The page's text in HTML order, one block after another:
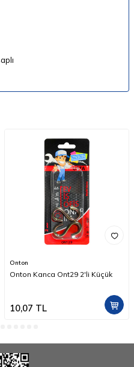
Onton
Onton Kanca Ont29 2'li Küçük
10,07 TL